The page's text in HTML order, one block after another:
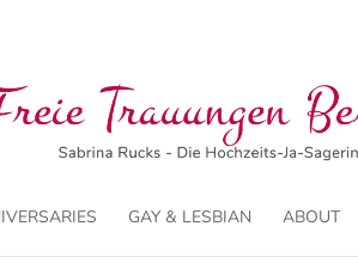
GAY & LESBIAN ABOUT